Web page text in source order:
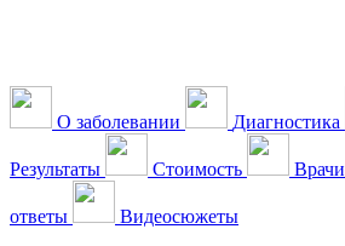
О заболевании Диагностика
Результаты Стоимость Врачи
ответы Видеосюжеты